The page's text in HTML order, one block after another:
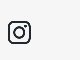
instagram